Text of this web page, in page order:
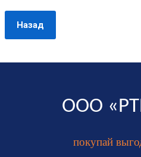
Назад
ООО
покупай